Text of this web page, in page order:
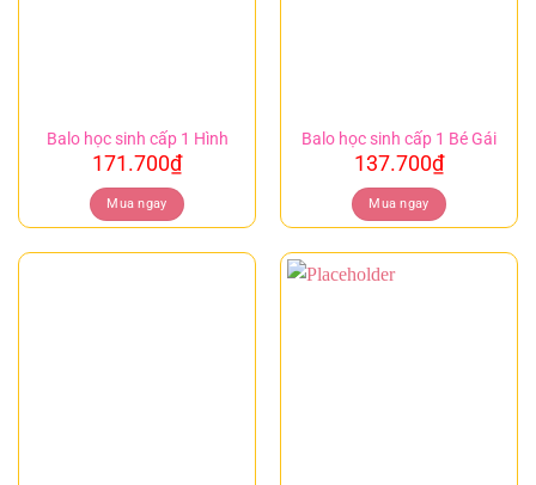
Balo học sinh cấp 1 Hình
171.700₫
Mua ngay
Balo học sinh cấp 1 Bé Gái
137.700₫
Mua ngay